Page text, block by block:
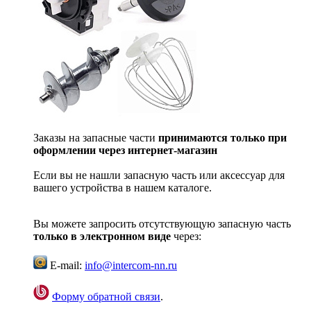
Заказы на запасные части принимаются только при
оформлении через интернет-магазин
Если вы не нашли запасную часть или аксессуар для
вашего устройства в нашем каталоге.
Вы можете запросить отсутствующую запасную часть
только в электронном виде через:
E-mail: info@intercom-nn.ru
Форму обратной связи.